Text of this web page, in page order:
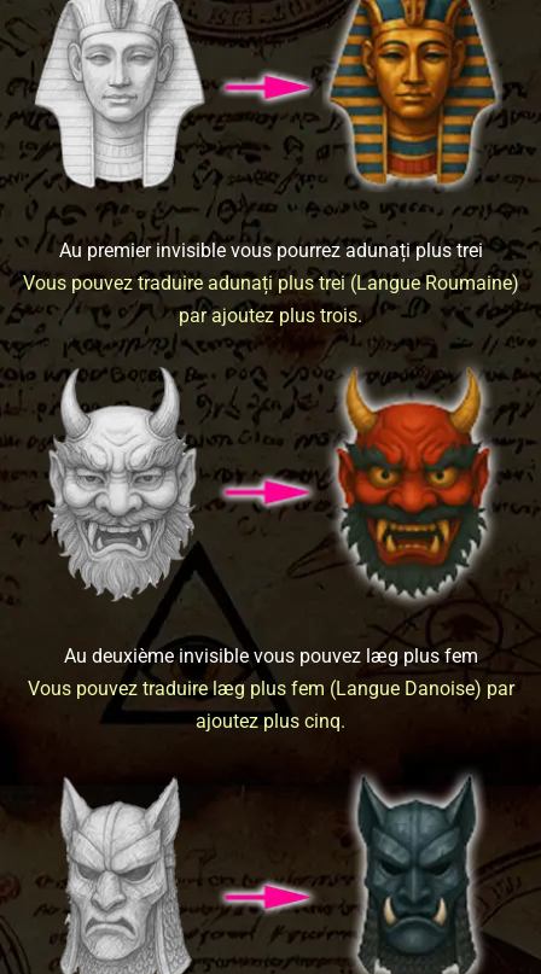
Au premier invisible vous pourrez adunați plus trei
Vous pouvez traduire adunați plus trei (Langue Roumaine)
par ajoutez plus trois.
Au deuxième invisible vous pouvez læg plus fem
Vous pouvez traduire læg plus fem (Langue Danoise) par
ajoutez plus cinq.